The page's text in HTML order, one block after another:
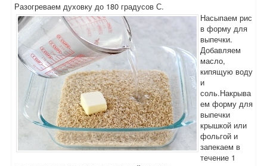
Разогреваем духовку до 180 градусов С.
Насыпаем рис
в форму для
выпечки.
Добавляем
масло,
кипящую воду
и
соль.Накрыва
ем форму для
выпечки
крышкой или
фольгой и
запекаем в
течение 1